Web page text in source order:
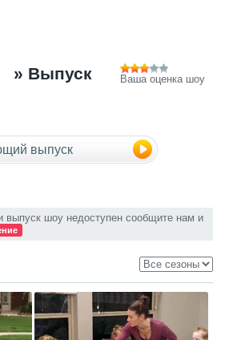
» Выпуск
Ваша оценка шоу
выпуск
выпуск шоу недоступен сообщите нам и